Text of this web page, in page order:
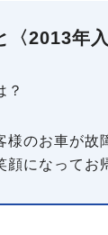
2013年入
？
様のお車が
顔になってお